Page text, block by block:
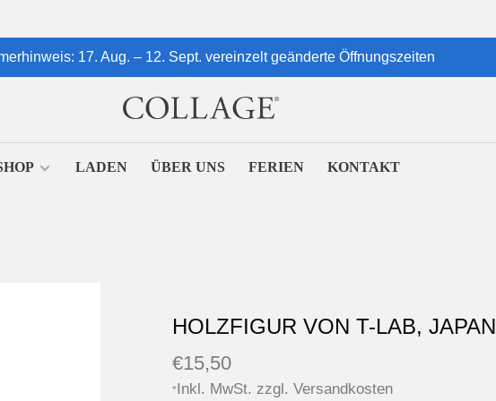
17. Aug. – 12. Sept. vereinzelt geänderte Öffnungszeiten
LADEN ÜBER UNS FERIEN KONTAKT
HOLZFIGUR VON T-LAB, JAPAN
€15,50
*Inkl. MwSt. zzgl. Versandkosten